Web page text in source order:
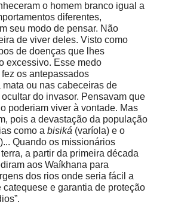
o homem branco igual a
diferentes,
seu modo de pensar. Não
de viver deles. Visto como
de doenças que lhes
excessivo. Esse medo
os antepassados
ou nas cabeceiras de
do invasor. Pensavam que
poderiam viver à vontade. Mas
pois a devastação da população
como a bisiká (varíola) e o
Quando os missionários
a partir da primeira década
aos Waíkhana para
dos rios onde seria fácil a
catequese e garantia de proteção